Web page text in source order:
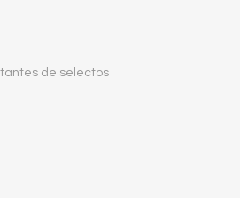
de selectos